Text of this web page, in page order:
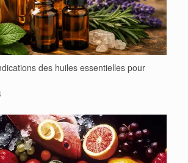
des huiles essentielles pour